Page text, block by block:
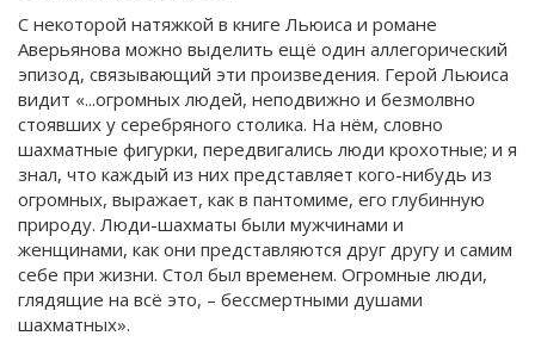
С некоторой натяжкой в книге Льюиса и романе
Аверьянова можно выделить ещё один аллегорический
эпизод, связывающий эти произведения. Герой Льюиса
видит «...огромных людей, неподвижно и безмолвно
стоявших у серебряного столика. На нём, словно
шахматные фигурки, передвигались люди крохотные; и я
знал, что каждый из них представляет кого-нибудь из
огромных, выражает, как в пантомиме, его глубинную
природу. Люди-шахматы были мужчинами и
женщинами, как они представляются друг другу и самим
себе при жизни. Стол был временем. Огромные люди,
глядящие на всё это, – бессмертными душами
шахматных».